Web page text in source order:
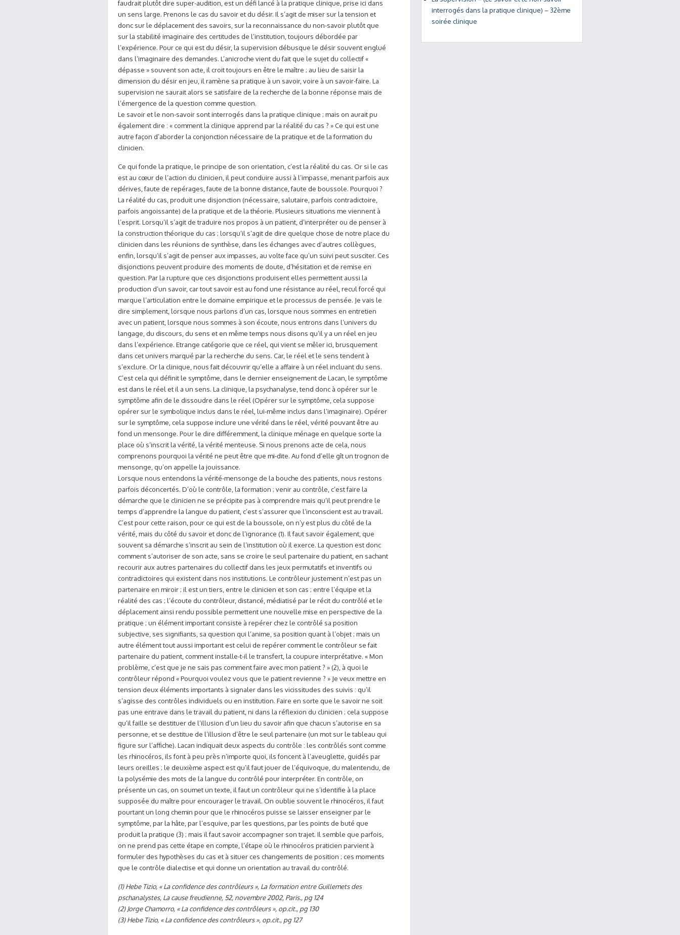
faudrait plutôt dire super-audition, est un défi lancé à la pratique clinique, prise ici dans
un sens large. Prenons le cas du savoir et du désir. Il s’agit de miser sur la tension et
donc sur le déplacement des savoirs, sur la reconnaissance du non-savoir plutôt que
sur la stabilité imaginaire des certitudes de l’institution, toujours débordée par
l’expérience. Pour ce qui est du désir, la supervision débusque le désir souvent englué
dans l’imaginaire des demandes. L’anicroche vient du fait que le sujet du collectif «
dépasse » souvent son acte, il croit toujours en être le maître ; au lieu de saisir la
dimension du désir en jeu, il ramène sa pratique à un savoir, voire à un savoir-faire. La
supervision ne saurait alors se satisfaire de la recherche de la bonne réponse mais de
l’émergence de la question comme question.
Le savoir et le non-savoir sont interrogés dans la pratique clinique ; mais on aurait pu
également dire : « comment la clinique apprend par la réalité du cas ? » Ce qui est une
autre façon d’aborder la conjonction nécessaire de la pratique et de la formation du
clinicien.
Ce qui fonde la pratique, le principe de son orientation, c’est la réalité du cas. Or si le cas
est au cœur de l’action du clinicien, il peut conduire aussi à l’impasse, menant parfois aux
dérives, faute de repérages, faute de la bonne distance, faute de boussole. Pourquoi ?
La réalité du cas, produit une disjonction (nécessaire, salutaire, parfois contradictoire,
parfois angoissante) de la pratique et de la théorie. Plusieurs situations me viennent à
l’esprit. Lorsqu’il s’agit de traduire nos propos à un patient, d’interpréter ou de penser à
la construction théorique du cas ; lorsqu’il s’agit de dire quelque chose de notre place du
clinicien dans les réunions de synthèse, dans les échanges avec d’autres collègues,
enfin, lorsqu’il s’agit de penser aux impasses, au volte face qu’un suivi peut susciter. Ces
disjonctions peuvent produire des moments de doute, d’hésitation et de remise en
question. Par la rupture que ces disjonctions produisent elles permettent aussi la
production d’un savoir, car tout savoir est au fond une résistance au réel, recul forcé qui
marque l’articulation entre le domaine empirique et le processus de pensée. Je vais le
dire simplement, lorsque nous parlons d’un cas, lorsque nous sommes en entretien
avec un patient, lorsque nous sommes à son écoute, nous entrons dans l’univers du
langage, du discours, du sens et en même temps nous disons qu’il y a un réel en jeu
dans l’expérience. Etrange catégorie que ce réel, qui vient se mêler ici, brusquement
dans cet univers marqué par la recherche du sens. Car, le réel et le sens tendent à
s’exclure. Or la clinique, nous fait découvrir qu’elle a affaire à un réel incluant du sens.
C’est cela qui définit le symptôme, dans le dernier enseignement de Lacan, le symptôme
est dans le réel et il a un sens. La clinique, la psychanalyse, tend donc à opérer sur le
symptôme afin de le dissoudre dans le réel (Opérer sur le symptôme, cela suppose
opérer sur le symbolique inclus dans le réel, lui-même inclus dans l’imaginaire). Opérer
sur le symptôme, cela suppose inclure une vérité dans le réel, vérité pouvant être au
fond un mensonge. Pour le dire différemment, la clinique ménage en quelque sorte la
place où s’inscrit la vérité, la vérité menteuse. Si nous prenons acte de cela, nous
comprenons pourquoi la vérité ne peut être que mi-dite. Au fond d’elle gît un trognon de
mensonge, qu’on appelle la jouissance.
Lorsque nous entendons la vérité-mensonge de la bouche des patients, nous restons
parfois déconcertés. D’où le contrôle, la formation ; venir au contrôle, c’est faire la
démarche que le clinicien ne se précipite pas à comprendre mais qu’il peut prendre le
temps d’apprendre la langue du patient, c’est s’assurer que l’inconscient est au travail.
C’est pour cette raison, pour ce qui est de la boussole, on n’y est plus du côté de la
vérité, mais du côté du savoir et donc de l’ignorance (1). Il faut savoir également, que
souvent sa démarche s’inscrit au sein de l’institution où il exerce. La question est donc
comment s’autoriser de son acte, sans se croire le seul partenaire du patient, en sachant
recourir aux autres partenaires du collectif dans les jeux permutatifs et inventifs ou
contradictoires qui existent dans nos institutions. Le contrôleur justement n’est pas un
partenaire en miroir ; il est un tiers, entre le clinicien et son cas ; entre l’équipe et la
réalité des cas ; l’écoute du contrôleur, distancé, médiatisé par le récit du contrôlé et le
déplacement ainsi rendu possible permettent une nouvelle mise en perspective de la
pratique ; un élément important consiste à repérer chez le contrôlé sa position
subjective, ses signifiants, sa question qui l’anime, sa position quant à l’objet ; mais un
autre élément tout aussi important est celui de repérer comment le contrôleur se fait
partenaire du patient, comment installe-t-il le transfert, la coupure interprétative. « Mon
problème, c’est que je ne sais pas comment faire avec mon patient ? » (2), à quoi le
contrôleur répond « Pourquoi voulez vous que le patient revienne ? » Je veux mettre en
tension deux éléments importants à signaler dans les vicissitudes des suivis : qu’il
s’agisse des contrôles individuels ou en institution. Faire en sorte que le savoir ne soit
pas une entrave dans le travail du patient, ni dans la réflexion du clinicien ; cela suppose
qu’il faille se destituer de l’illusion d’un lieu du savoir afin que chacun s’autorise en sa
personne, et se destitue de l’illusion d’être le seul partenaire (un mot sur le tableau qui
figure sur l’affiche). Lacan indiquait deux aspects du contrôle : les contrôlés sont comme
les rhinocéros, ils font à peu près n’importe quoi, ils foncent à l’aveuglette, guidés par
leurs oreilles ; le deuxième aspect est qu’il faut jouer de l’équivoque, du malentendu, de
la polysémie des mots de la langue du contrôlé pour interpréter. En contrôle, on
présente un cas, on soumet un texte, il faut un contrôleur qui ne s’identifie à la place
supposée du maître pour encourager le travail. On oublie souvent le rhinocéros, il faut
pourtant un long chemin pour que le rhinocéros puisse se laisser enseigner par le
symptôme, par la hâte, par l’esquive, par les questions, par les points de buté que
produit la pratique (3) ; mais il faut savoir accompagner son trajet. Il semble que parfois,
on ne prend pas cette étape en compte, l’étape où le rhinocéros praticien parvient à
formuler des hypothèses du cas et à situer ces changements de position ; ces moments
que le contrôle dialectise et qui donne un orientation au travail du contrôlé.
(1) Hebe Tizio, « La confidence des contrôleurs », La formation entre Guillemets des
pschanalystes, La cause freudienne, 52, novembre 2002, Paris., pg 124
(2) Jorge Chamorro, « La confidence des contrôleurs », op.cit., pg 130
(3) Hebe Tizio, « La confidence des contrôleurs », op.cit., pg 127
interrogés dans la pratique clinique) – 32ème
soirée clinique